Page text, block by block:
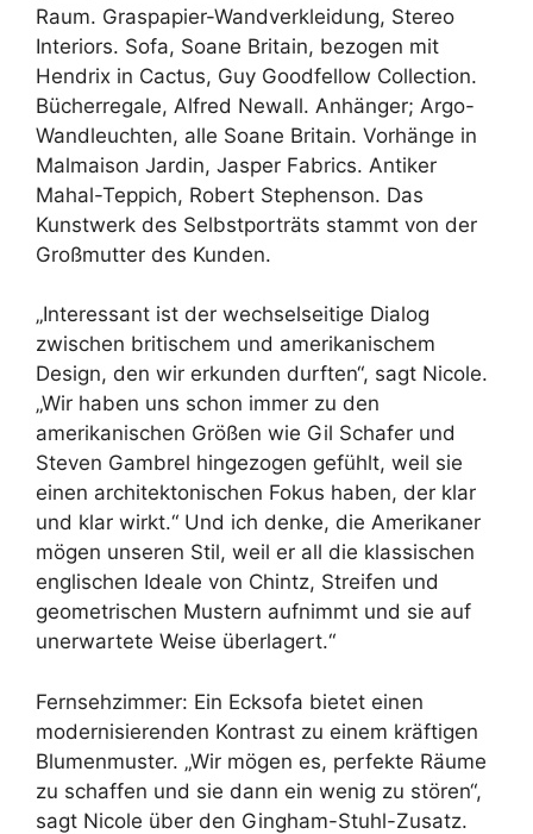
Raum. Graspapier-Wandverkleidung, Stereo
Interiors. Sofa, Soane Britain, bezogen mit
Hendrix in Cactus, Guy Goodfellow Collection.
Bücherregale, Alfred Newall. Anhänger; Argo-
Wandleuchten, alle Soane Britain. Vorhänge in
Malmaison Jardin, Jasper Fabrics. Antiker
Mahal-Teppich, Robert Stephenson. Das
Kunstwerk des Selbstporträts stammt von der
Großmutter des Kunden.
„Interessant ist der wechselseitige Dialog
zwischen britischem und amerikanischem
Design, den wir erkunden durften“, sagt Nicole.
„Wir haben uns schon immer zu den
amerikanischen Größen wie Gil Schafer und
Steven Gambrel hingezogen gefühlt, weil sie
einen architektonischen Fokus haben, der klar
und klar wirkt.“ Und ich denke, die Amerikaner
mögen unseren Stil, weil er all die klassischen
englischen Ideale von Chintz, Streifen und
geometrischen Mustern aufnimmt und sie auf
unerwartete Weise überlagert.“
Fernsehzimmer: Ein Ecksofa bietet einen
modernisierenden Kontrast zu einem kräftigen
Blumenmuster. „Wir mögen es, perfekte Räume
zu schaffen und sie dann ein wenig zu stören“,
sagt Nicole über den Gingham-Stuhl-Zusatz.